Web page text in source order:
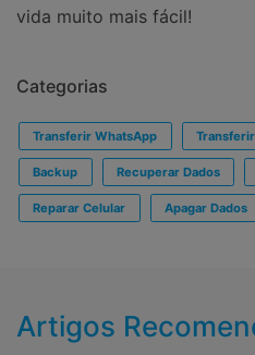
vida muito mais fácil!
Categorias
Transferir WhatsApp
Backup Recuperar Dados
Reparar Celular Apagar Dados
Artigos